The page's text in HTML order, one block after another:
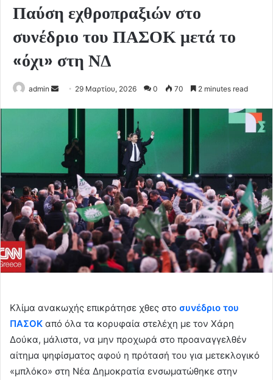
Παύση εχθροπραξιών στο
συνέδριο του ΠΑΣΟΚ μετά το
«όχι» στη ΝΔ
admin
Send 29 Μαρτίου, 2026 0 70 2 minutes read
Κλίμα ανακωχής επικράτησε χθες στο συνέδριο του
ΠΑΣΟΚ από όλα τα κορυφαία στελέχη με τον Χάρη
Δούκα, μάλιστα, να μην προχωρά στο προαναγγελθέν
αίτημα ψηφίσματος αφού η πρότασή του για μετεκλογικό
«μπλόκο» στη Νέα Δημοκρατία ενσωματώθηκε στην